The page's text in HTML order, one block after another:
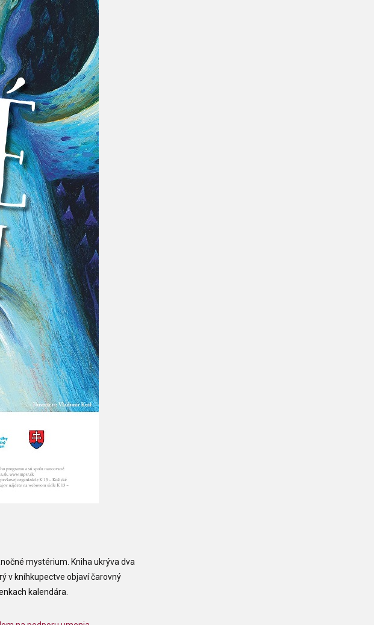
mystérium. Kniha ukrýva dva
v kníhkupectve objaví čarovný
kalendára.